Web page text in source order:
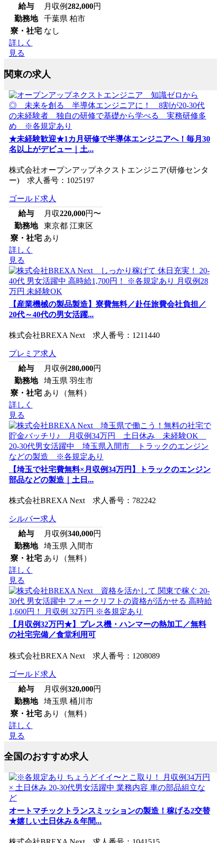
給与 月収例282,000円
勤務地
千葉県 柏市
寮・社宅 なし
詳しく
見る
関東の求人
★未経験歓迎★1カ月研修で半導体エンジニアへ！毎月30
名以上がデビュー｜土...
株式会社オープンアップネクストエンジニア(研修センタ
ー) 求人番号：1025197
ゴールド求人
給与
月収220,000円〜
勤務地
東京都 江東区
寮・社宅 あり
詳しく
見る
【産業機械の製品製造】寮費無料／赴任旅費会社負担／
20代～40代の男女活躍...
株式会社BREXA Next 求人番号：1211440
プレミア求人
給与
月収例280,000円
勤務地
埼玉県 羽生市
寮・社宅 あり（無料）
詳しく
見る
【埼玉で社宅費無料×月収例34万円】トラックのエンジン
部品などの製造｜土日...
株式会社BREXA Next 求人番号：782242
シルバー求人
給与
月収例340,000円
勤務地
埼玉県 入間市
寮・社宅 あり（無料）
詳しく
見る
【月収例32万円★】プレス機・ハンマーの熱加工／無料
の社宅完備／食堂利用可
株式会社BREXA Next 求人番号：1208089
ゴールド求人
給与
月収例320,000円
勤務地
埼玉県 桶川市
寮・社宅 あり（無料）
詳しく
見る
全国のおすすめ求人
オートマチックトランスミッションの製造！稼げる2交替
★嬉しい土日休み＆年間...